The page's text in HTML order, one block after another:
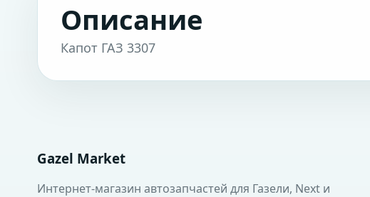
Описание
Капот ГАЗ 3307
Gazel Market
Интернет-магазин автозапчастей для Газели, Next и